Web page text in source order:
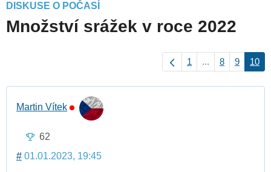
DISKUSE O POČASÍ
Množství srážek v roce 2022
1 ... 8 9 10
Martin Vítek
62
# 01.01.2023, 19:45